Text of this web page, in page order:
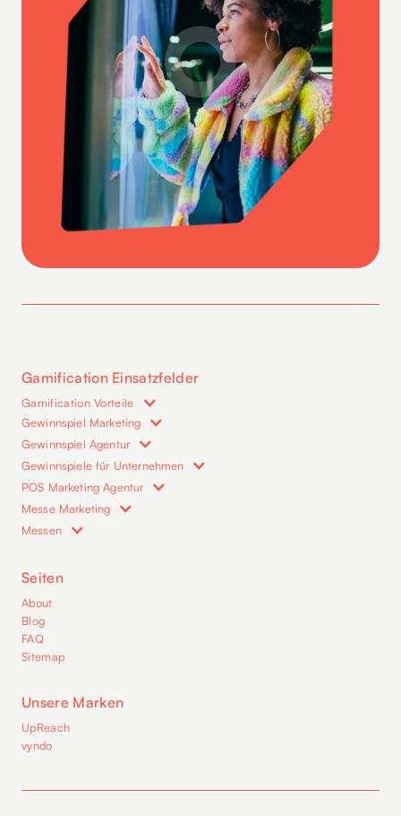
Gamification Einsatzfelder
Gamification Vorteile
Gewinnspiel Marketing
Gewinnspiel Agentur
Gewinnspiele für Unternehmen
POS Marketing Agentur
Messe Marketing
Messen
Seiten
About
Blog
FAQ
Sitemap
Unsere Marken
UpReach
vyndo